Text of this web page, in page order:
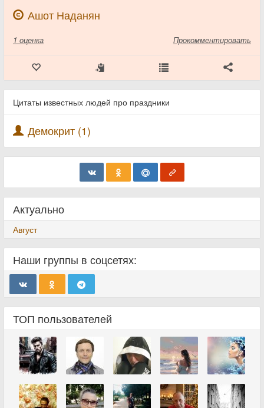
Ашот Наданян
1 оценка Прокомментировать
Цитаты известных людей про праздники
Демокрит (1)
Актуально
Август
Наши группы в соцсетях:
ТОП пользователей